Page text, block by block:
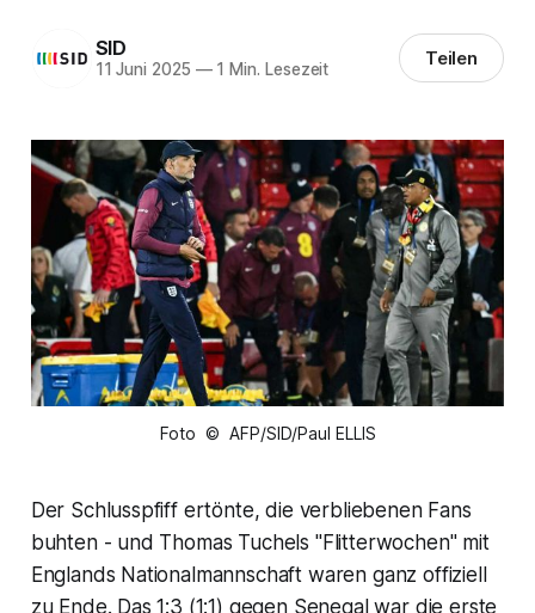
SID
11 Juni 2025 —1 Min. Lesezeit Teilen
Foto © AFP/SID/Paul ELLIS
Der Schlusspfiff ertönte, die verbliebenen Fans
buhten - und Thomas Tuchels "Flitterwochen" mit
Englands Nationalmannschaft waren ganz offiziell
zu Ende. Das 1:3 (1:1) gegen Senegal war die erste